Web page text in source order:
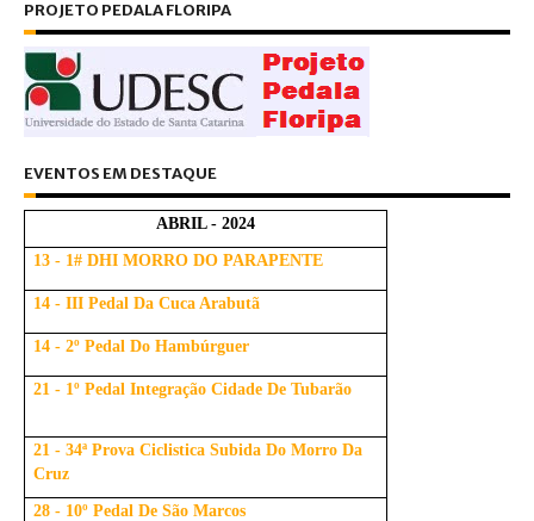
PROJETO PEDALA FLORIPA
EVENTOS EM DESTAQUE
ABRIL - 2024
13 - 1# DHI MORRO DO PARAPENTE
14 - III Pedal Da Cuca Arabutã
14 - 2º Pedal Do Hambúrguer
21 - 1º Pedal Integração Cidade De Tubarão
21 - 34ª Prova Ciclistica Subida Do Morro Da
Cruz
28 - 10º Pedal De São Marcos